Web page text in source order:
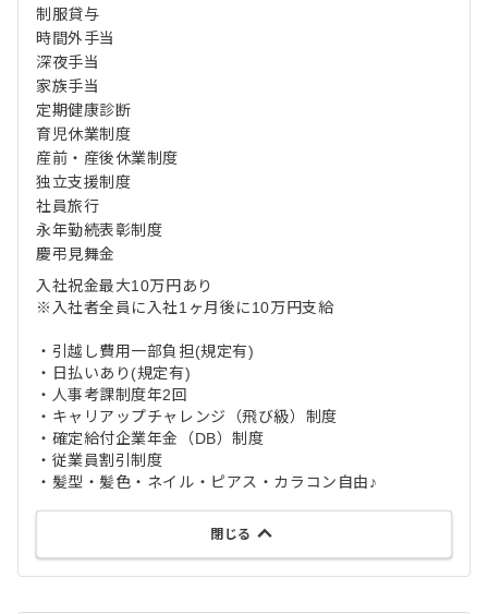
制服貸与
時間外手当
深夜手当
家族手当
定期健康診断
育児休業制度
産前・産後休業制度
独立支援制度
社員旅行
永年勤続表彰制度
慶弔見舞金
入社祝金最大10万円あり
※入社者全員に入社1ヶ月後に10万円支給
・引越し費用一部負担(規定有)
・日払いあり(規定有)
・人事考課制度年2回
・キャリアップチャレンジ（飛び級）制度
・確定給付企業年金（DB）制度
・従業員割引制度
・髪型・髪色・ネイル・ピアス・カラコン自由♪
閉じる